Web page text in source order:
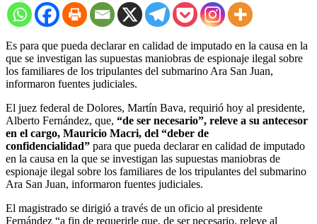
Es para que pueda declarar en calidad de imputado en la causa en la
que se investigan las supuestas maniobras de espionaje ilegal sobre
los familiares de los tripulantes del submarino Ara San Juan,
informaron fuentes judiciales.
El juez federal de Dolores, Martín Bava, requirió hoy al presidente,
Alberto Fernández, que, “de ser necesario”, releve a su antecesor
en el cargo, Mauricio Macri, del “deber de
confidencialidad” para que pueda declarar en calidad de imputado
en la causa en la que se investigan las supuestas maniobras de
espionaje ilegal sobre los familiares de los tripulantes del submarino
Ara San Juan, informaron fuentes judiciales.
El magistrado se dirigió a través de un oficio al presidente
Fernández “a fin de requerirle que, de ser necesario, releve al